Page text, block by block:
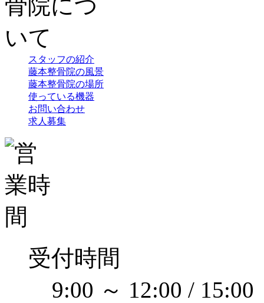
スタッフの紹介
藤本整骨院の風景
藤本整骨院の場所
使っている機器
お問い合わせ
求人募集
受付時間
9:00 ～ 12:00 / 15:00